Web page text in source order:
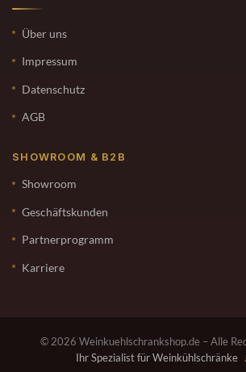
Über uns
Impressum
Datenschutz
AGB
SHOWROOM & B2B
Showroom
Geschäftskunden
Partnerprogramm
Karriere
© 2026 Weinkuehlschrankshop.de – Alle
Ihr Spezialist für Weinkühlschränke